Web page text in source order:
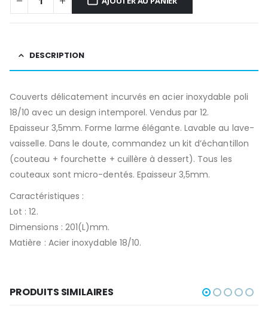
DESCRIPTION
Couverts délicatement incurvés en acier inoxydable poli
18/10 avec un design intemporel. Vendus par 12.
Epaisseur 3,5mm. Forme larme élégante. Lavable au lave-
vaisselle. Dans le doute, commandez un kit d’échantillon
(couteau + fourchette + cuillère à dessert). Tous les
couteaux sont micro-dentés. Epaisseur 3,5mm.
Caractéristiques :
Lot : 12.
Dimensions : 201(L)mm.
Matière : Acier inoxydable 18/10.
PRODUITS SIMILAIRES